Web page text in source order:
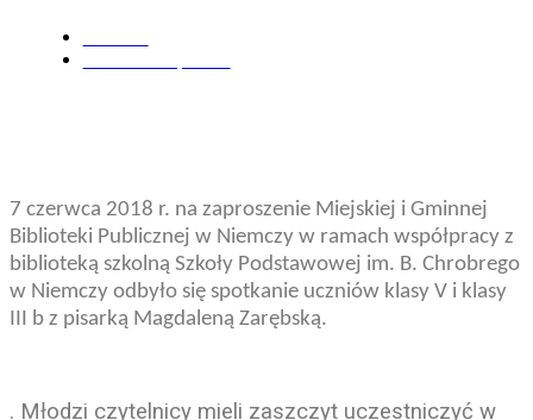
7 czerwca 2018 r. na zaproszenie Miejskiej i Gminnej
Biblioteki Publicznej w Niemczy w ramach współpracy z
biblioteką szkolną Szkoły Podstawowej im. B. Chrobrego
w Niemczy odbyło się spotkanie uczniów klasy V i klasy
III b z pisarką Magdaleną Zarębską.
. Młodzi czytelnicy mieli zaszczyt uczestniczyć w